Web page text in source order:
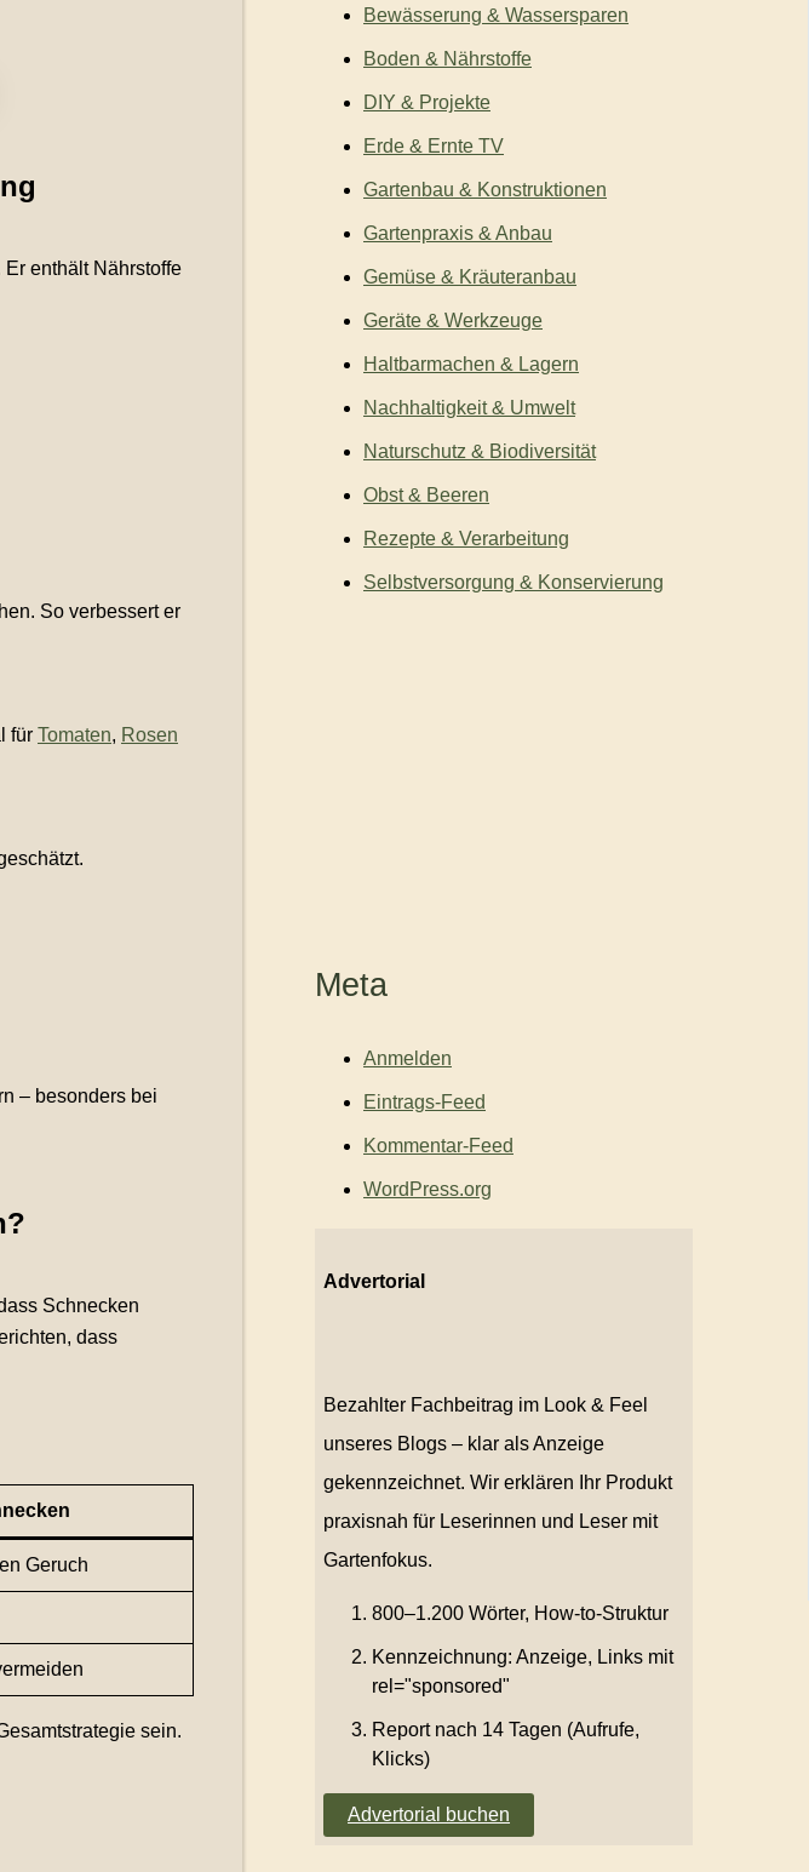
Er enthält Nährstoffe
So verbessert er
für Tomaten, Rosen
– besonders bei
Schnecken
dass
Geruch
sein.
Bewässerung & Wassersparen
Boden & Nährstoffe
DIY & Projekte
Erde & Ernte TV
Gartenbau & Konstruktionen
Gartenpraxis & Anbau
Gemüse & Kräuteranbau
Geräte & Werkzeuge
Haltbarmachen & Lagern
Nachhaltigkeit & Umwelt
Naturschutz & Biodiversität
Obst & Beeren
Rezepte & Verarbeitung
Selbstversorgung & Konservierung
Meta
Anmelden
Eintrags-Feed
Kommentar-Feed
WordPress.org
Advertorial
Bezahlter Fachbeitrag im Look & Feel
unseres Blogs – klar als Anzeige
gekennzeichnet. Wir erklären Ihr Produkt
praxisnah für Leserinnen und Leser mit
Gartenfokus.
800–1.200 Wörter, How-to-Struktur
Kennzeichnung: Anzeige, Links mit
rel="sponsored"
Report nach 14 Tagen (Aufrufe,
Klicks)
Advertorial buchen